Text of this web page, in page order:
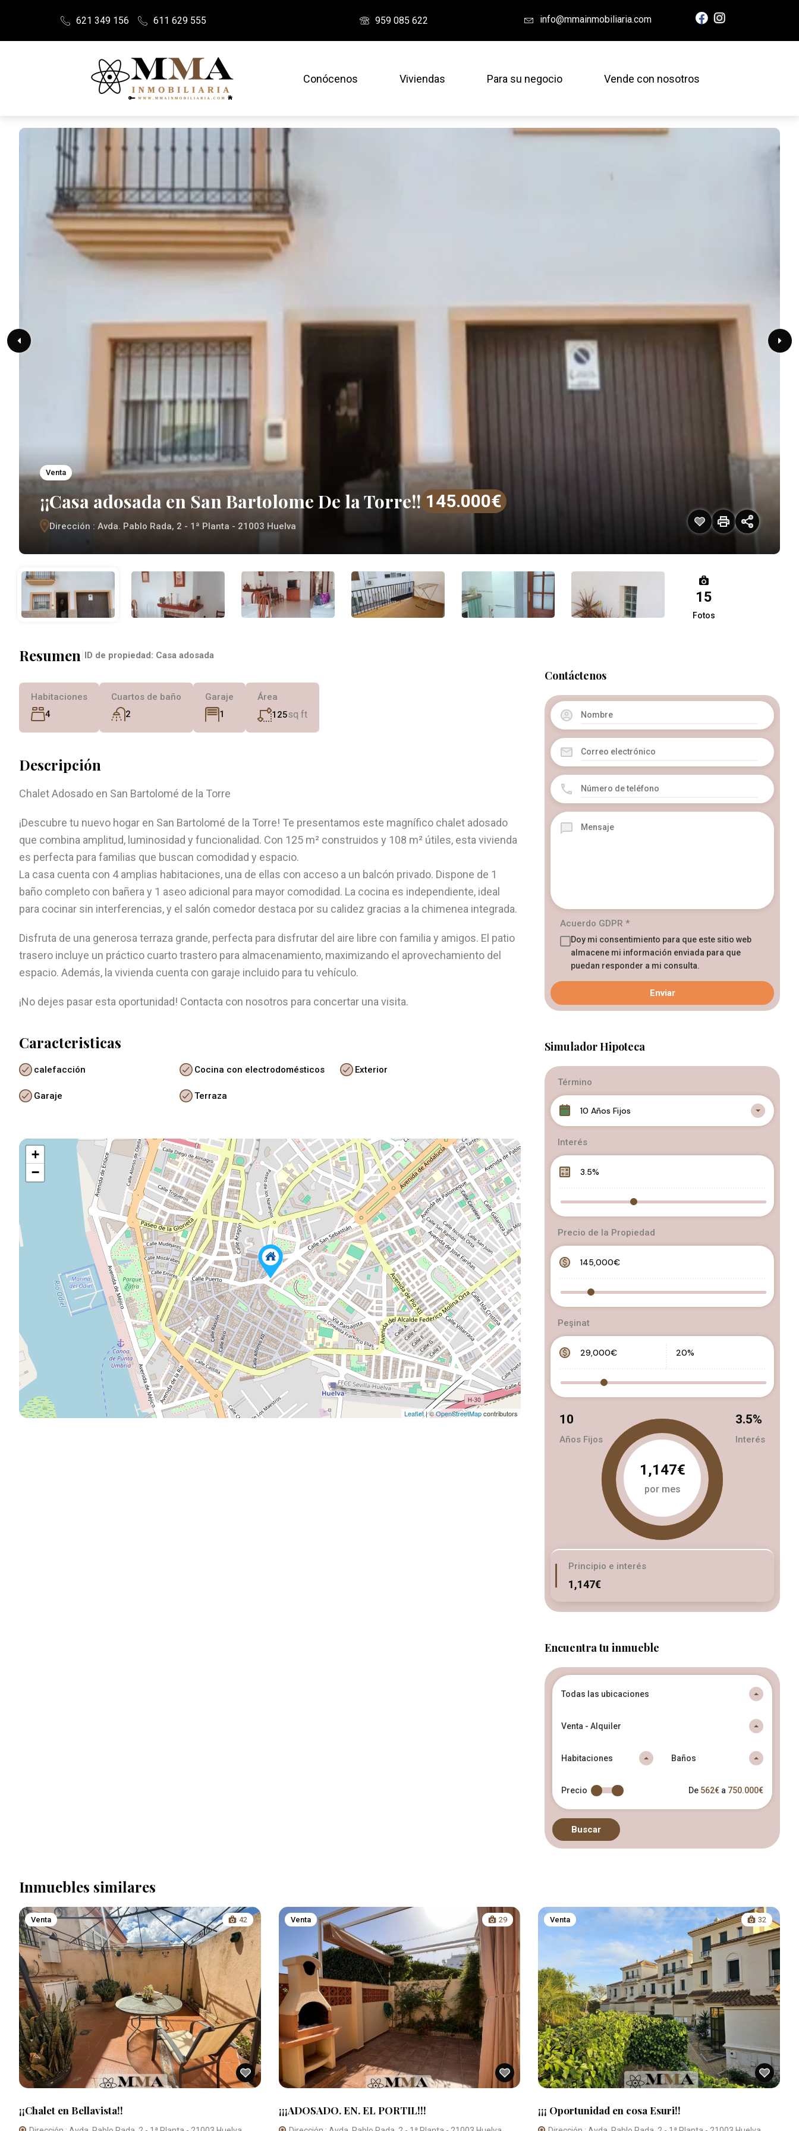
621 349 156 611 629 555 959 085 622 info@mmainmobiliaria.com
Conócenos Viviendas Para su negocio Vende con nosotros
Venta
¡¡Casa adosada en San Bartolome De la Torre!! 145.000€
Dirección : Avda. Pablo Rada, 2 - 1ª Planta - 21003 Huelva
15
Fotos
Resumen ID de propiedad: Casa adosada
Habitaciones
4
Cuartos de baño
2
Garaje
1
Área
125sq ft
Descripción
Chalet Adosado en San Bartolomé de la Torre
¡Descubre tu nuevo hogar en San Bartolomé de la Torre! Te presentamos este magnífico chalet adosado
que combina amplitud, luminosidad y funcionalidad. Con 125 m² construidos y 108 m² útiles, esta vivienda
es perfecta para familias que buscan comodidad y espacio.
La casa cuenta con 4 amplias habitaciones, una de ellas con acceso a un balcón privado. Dispone de 1
baño completo con bañera y 1 aseo adicional para mayor comodidad. La cocina es independiente, ideal
para cocinar sin interferencias, y el salón comedor destaca por su calidez gracias a la chimenea integrada.
Disfruta de una generosa terraza grande, perfecta para disfrutar del aire libre con familia y amigos. El patio
trasero incluye un práctico cuarto trastero para almacenamiento, maximizando el aprovechamiento del
espacio. Además, la vivienda cuenta con garaje incluido para tu vehículo.
¡No dejes pasar esta oportunidad! Contacta con nosotros para concertar una visita.
Caracteristicas
calefacción Cocina con electrodomésticos Exterior
Garaje Terraza
+
−
Leaflet| ©OpenStreetMapcontributors
Contáctenos
Acuerdo GDPR*
Doy mi consentimiento para que este sitio web
almacene mi información enviada para que
puedan responder a mi consulta.
Simulador Hipoteca
10
Años Fijos
3.5%
Interés
1,147€
por mes
Principio e interés
1,147€
Término
10 Años Fijos
Interés
Precio de la Propiedad
Peşinat
Encuentra tu inmueble
Todas las ubicaciones
Venta - Alquiler
Habitaciones Baños
Precio De 562€a 750.000€
Buscar
Inmuebles similares
Venta 42
¡¡Chalet en Bellavista!!
Venta 29
¡¡¡ADOSADO. EN. EL PORTIL!!!
Venta 32
¡¡¡ Oportunidad en cosa Esuri!!